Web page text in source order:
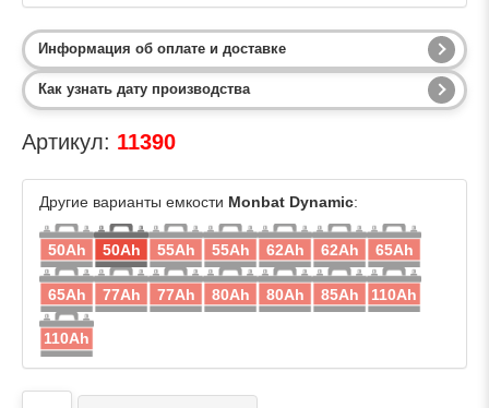
Информация об оплате и доставке
Как узнать дату производства
Артикул: 11390
Другие варианты емкости Monbat Dynamic:
50Ah 50Ah 55Ah 55Ah 62Ah 62Ah 65Ah
65Ah 77Ah 77Ah 80Ah 80Ah 85Ah 110Ah
110Ah